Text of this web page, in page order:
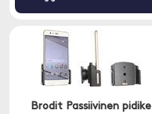
Brodit Passiivinen pidike